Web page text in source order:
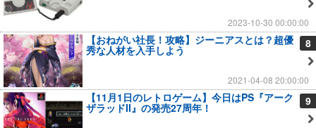
2023-10-30 00:00:00
8
【おねがい社長！攻略】ジーニアスとは？超優
秀な人材を入手しよう
2021-04-08 20:00:00
9
【11月1日のレトロゲーム】今日はPS『アーク
ザラッドII』の発売27周年！